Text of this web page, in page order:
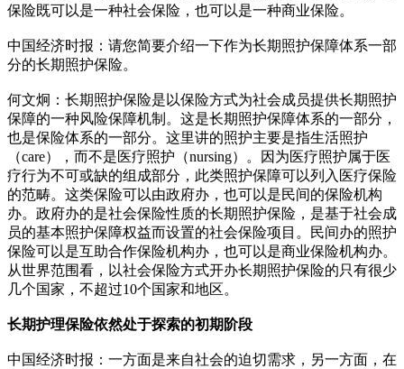
保险既可以是一种社会保险，也可以是一种商业保险。
中国经济时报：请您简要介绍一下作为长期照护保障体系一部
分的长期照护保险。
何文炯：长期照护保险是以保险方式为社会成员提供长期照护
保障的一种风险保障机制。这是长期照护保障体系的一部分，
也是保险体系的一部分。这里讲的照护主要是指生活照护
（care），而不是医疗照护（nursing）。因为医疗照护属于医
疗行为不可或缺的组成部分，此类照护保障可以列入医疗保险
的范畴。这类保险可以由政府办，也可以是民间的保险机构
办。政府办的是社会保险性质的长期照护保险，是基于社会成
员的基本照护保障权益而设置的社会保险项目。民间办的照护
保险可以是互助合作保险机构办，也可以是商业保险机构办。
从世界范围看，以社会保险方式开办长期照护保险的只有很少
几个国家，不超过10个国家和地区。
长期护理保险依然处于探索的初期阶段
中国经济时报：一方面是来自社会的迫切需求，另一方面，在